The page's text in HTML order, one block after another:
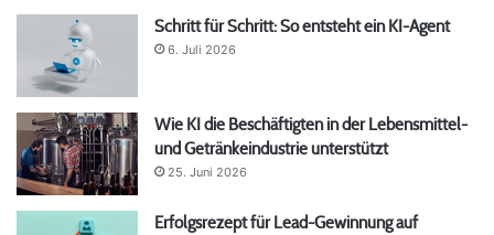
Schritt für Schritt: So entsteht ein KI-Agent
6. Juli 2026
Wie KI die Beschäftigten in der Lebensmittel-
und Getränkeindustrie unterstützt
25. Juni 2026
Erfolgsrezept für Lead-Gewinnung auf